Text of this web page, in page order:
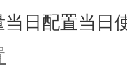
日配置当日